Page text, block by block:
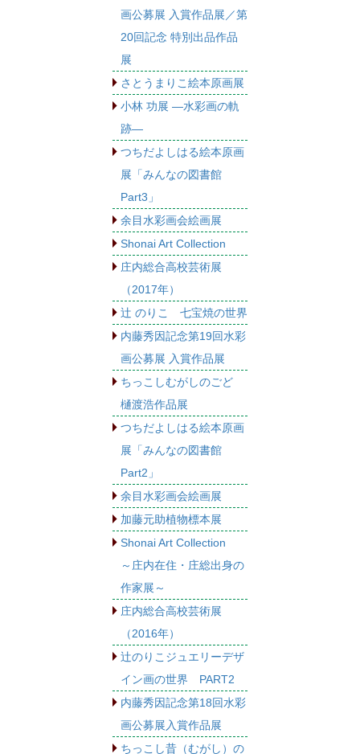
画公募展 入賞作品展／第
20回記念 特別出品作品
展
さとうまりこ絵本原画展
小林 功展 ―水彩画の軌
跡―
つちだよしはる絵本原画
展「みんなの図書館
Part3」
余目水彩画会絵画展
Shonai Art Collection
庄内総合高校芸術展
（2017年）
辻 のりこ 七宝焼の世界
内藤秀因記念第19回水彩
画公募展 入賞作品展
ちっこしむがしのごど
樋渡浩作品展
つちだよしはる絵本原画
展「みんなの図書館
Part2」
余目水彩画会絵画展
加藤元助植物標本展
Shonai Art Collection
～庄内在住・庄総出身の
作家展～
庄内総合高校芸術展
（2016年）
辻のりこジュエリーデザ
イン画の世界 PART2
内藤秀因記念第18回水彩
画公募展入賞作品展
ちっこし昔（むがし）の